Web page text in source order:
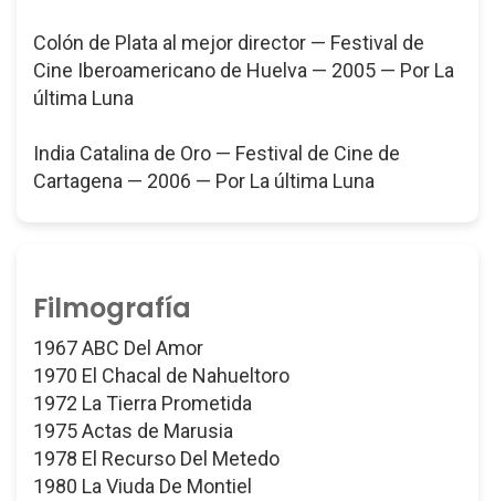
Colón de Plata al mejor director — Festival de
Cine Iberoamericano de Huelva — 2005 — Por La
última Luna
India Catalina de Oro — Festival de Cine de
Cartagena — 2006 — Por La última Luna
Filmografía
1967 ABC Del Amor
1970 El Chacal de Nahueltoro
1972 La Tierra Prometida
1975 Actas de Marusia
1978 El Recurso Del Metedo
1980 La Viuda De Montiel